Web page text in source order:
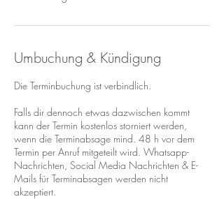
Umbuchung & Kündigung
Die Terminbuchung ist verbindlich.
Falls dir dennoch etwas dazwischen kommt
kann der Termin kostenlos storniert werden,
wenn die Terminabsage mind. 48 h vor dem
Termin per Anruf mitgeteilt wird. Whatsapp-
Nachrichten, Social Media Nachrichten & E-
Mails für Terminabsagen werden nicht
akzeptiert.